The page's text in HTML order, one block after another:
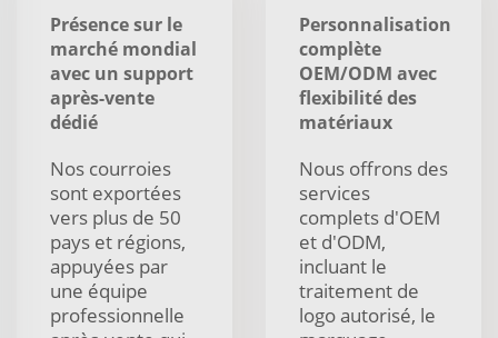
Présence sur le
marché mondial
avec un support
après-vente
dédié
Nos courroies
sont exportées
vers plus de 50
pays et régions,
appuyées par
une équipe
professionnelle
Personnalisation
complète
OEM/ODM avec
flexibilité des
matériaux
Nous offrons des
services
complets d'OEM
et d'ODM,
incluant le
traitement de
logo autorisé, le